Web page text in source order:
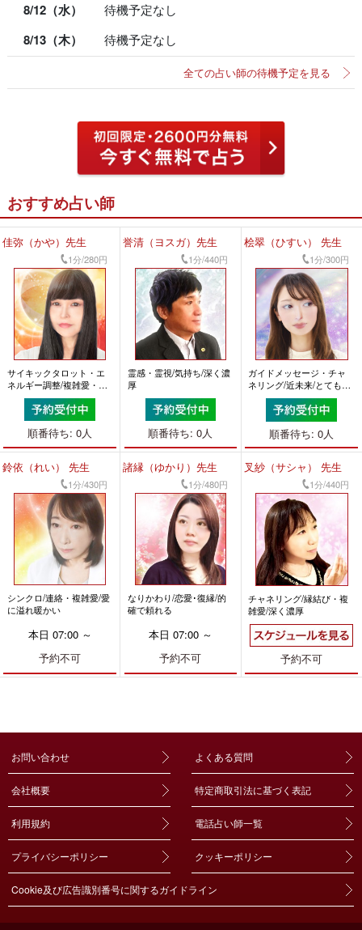
8/12（水） 待機予定なし
8/13（木） 待機予定なし
全ての占い師の待機予定を見る
おすすめ占い師
佳弥（かや）先生
1分/280円
サイキックタロット・エ
ネルギー調整/複雑愛・未
来/とても話しやすい
順番待ち: 0人
誉清（ヨスガ）先生
1分/440円
霊感・霊視/気持ち/深く濃
厚
順番待ち: 0人
桧翠（ひすい） 先生
1分/300円
ガイドメッセージ・チャ
ネリング/近未来/とても話
しやすい
順番待ち: 0人
鈴依（れい） 先生
1分/430円
シンクロ/連絡・複雑愛/愛
に溢れ暖かい
本日 07:00 ～
予約不可
諸縁（ゆかり）先生
1分/480円
なりかわり/恋愛･復縁/的
確で頼れる
本日 07:00 ～
予約不可
叉紗（サシャ） 先生
1分/440円
チャネリング/縁結び・複
雑愛/深く濃厚
予約不可
お問い合わせ よくある質問
会社概要 特定商取引法に基づく表記
利用規約 電話占い師一覧
プライバシーポリシー クッキーポリシー
Cookie及び広告識別番号に関するガイドライン